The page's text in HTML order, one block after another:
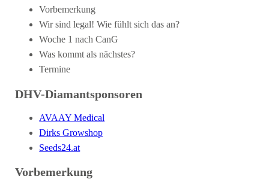
Vorbemerkung
Wir sind legal! Wie fühlt sich das an?
Woche 1 nach CanG
Was kommt als nächstes?
Termine
DHV-Diamantsponsoren
AVAAY Medical
Dirks Growshop
Seeds24.at
Vorbemerkung